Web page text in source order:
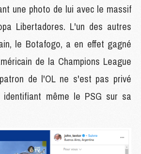
une photo de lui avec le massif
Libertadores. L'un des autres
le Botafogo, a en effet gagné
de la Champions League
de l'OL ne s'est pas privé
identifiant même le PSG sur sa